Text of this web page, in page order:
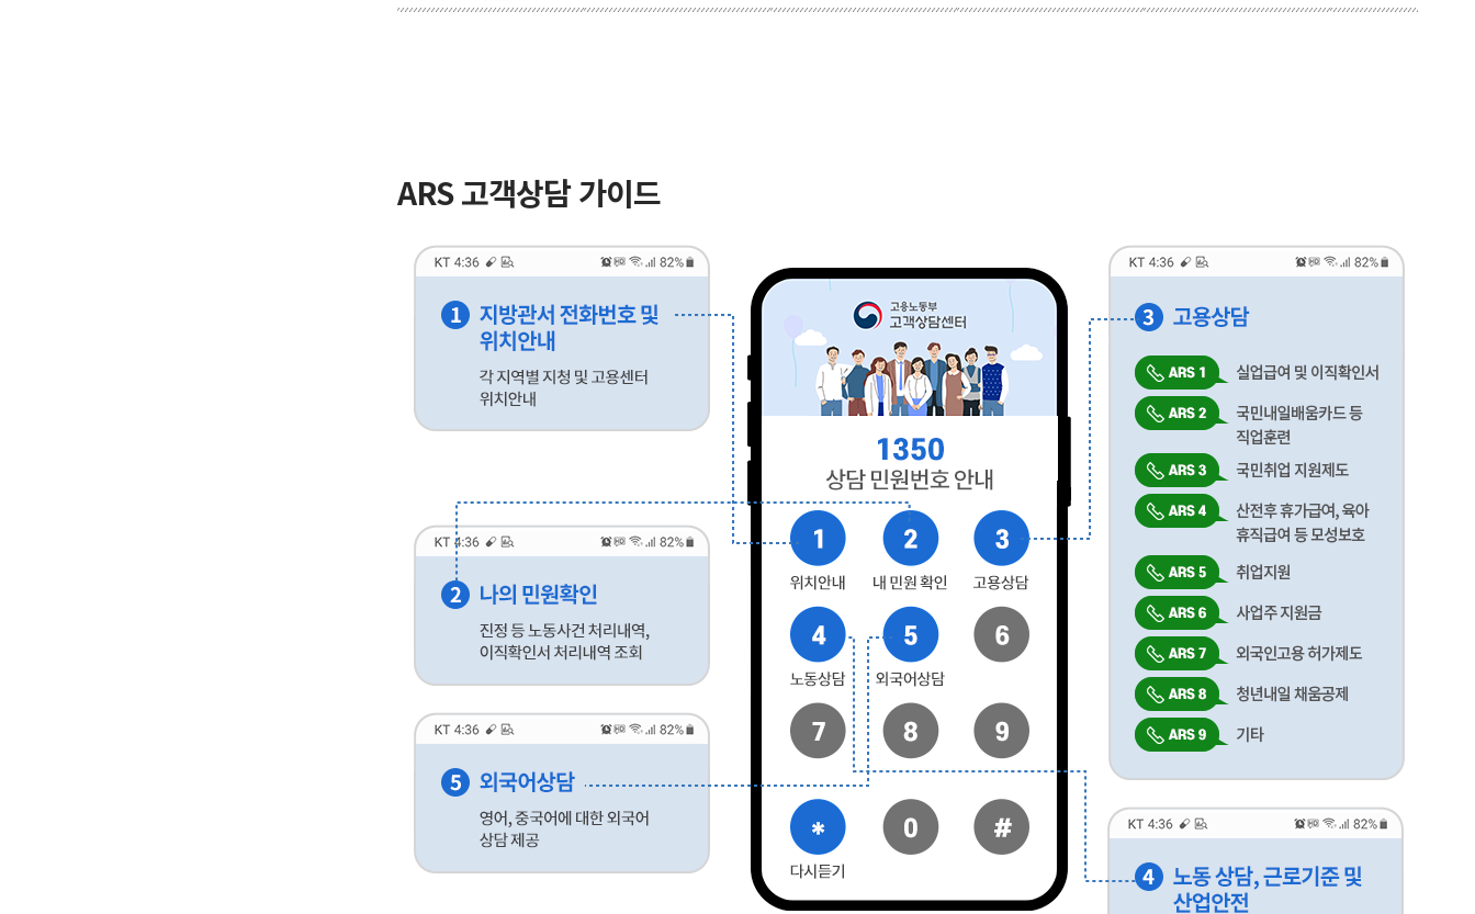
ARS 고객상담 가이드